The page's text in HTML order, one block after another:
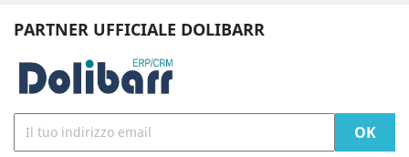
PARTNER UFFICIALE DOLIBARR